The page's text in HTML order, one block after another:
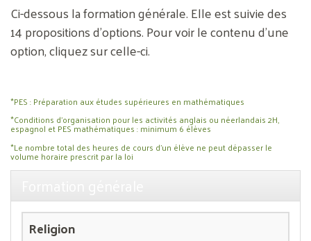
Ci-dessous la formation générale. Elle est suivie des
14 propositions d’options. Pour voir le contenu d’une
option, cliquez sur celle-ci.
*PES : Préparation aux études supérieures en mathématiques
*Conditions d’organisation pour les activités anglais ou néerlandais 2H,
espagnol et PES mathématiques : minimum 6 élèves
*Le nombre total des heures de cours d’un élève ne peut dépasser le
volume horaire prescrit par la loi
Religion